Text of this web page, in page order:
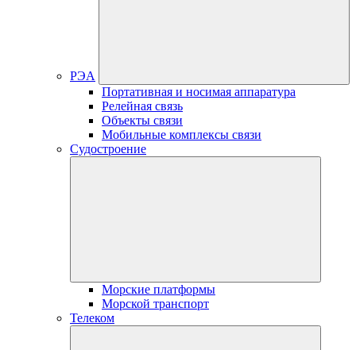
РЭА
Портативная и носимая аппаратура
Релейная связь
Объекты связи
Мобильные комплексы связи
Судостроение
Морские платформы
Морской транспорт
Телеком